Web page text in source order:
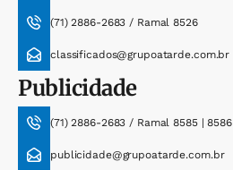
(71) 2886-2683 / Ramal 8526
classificados@grupoatarde.com.br
Publicidade
(71) 2886-2683 / Ramal 8585 | 8586
publicidade@grupoatarde.com.br